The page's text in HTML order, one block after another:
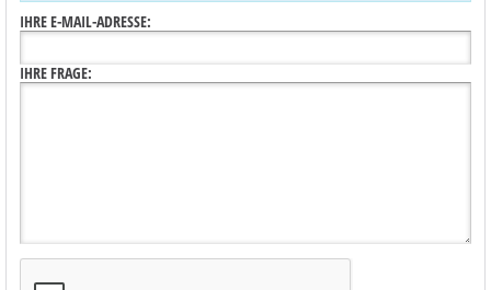
IHRE E-MAIL-ADRESSE:
IHRE FRAGE: